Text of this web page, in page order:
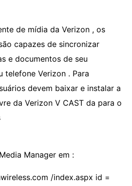
de mídia da Verizon , os
capazes de sincronizar
e documentos de seu
telefone Verizon . Para
devem baixar e instalar a
da Verizon V CAST da para o
Manager em :
/index.aspx id =